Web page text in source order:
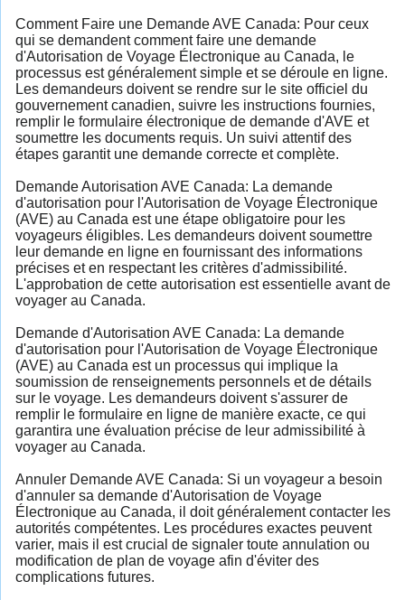
Comment Faire une Demande AVE Canada: Pour ceux
qui se demandent comment faire une demande
d'Autorisation de Voyage Électronique au Canada, le
processus est généralement simple et se déroule en ligne.
Les demandeurs doivent se rendre sur le site officiel du
gouvernement canadien, suivre les instructions fournies,
remplir le formulaire électronique de demande d'AVE et
soumettre les documents requis. Un suivi attentif des
étapes garantit une demande correcte et complète.
Demande Autorisation AVE Canada: La demande
d'autorisation pour l'Autorisation de Voyage Électronique
(AVE) au Canada est une étape obligatoire pour les
voyageurs éligibles. Les demandeurs doivent soumettre
leur demande en ligne en fournissant des informations
précises et en respectant les critères d'admissibilité.
L'approbation de cette autorisation est essentielle avant de
voyager au Canada.
Demande d'Autorisation AVE Canada: La demande
d'autorisation pour l'Autorisation de Voyage Électronique
(AVE) au Canada est un processus qui implique la
soumission de renseignements personnels et de détails
sur le voyage. Les demandeurs doivent s'assurer de
remplir le formulaire en ligne de manière exacte, ce qui
garantira une évaluation précise de leur admissibilité à
voyager au Canada.
Annuler Demande AVE Canada: Si un voyageur a besoin
d'annuler sa demande d'Autorisation de Voyage
Électronique au Canada, il doit généralement contacter les
autorités compétentes. Les procédures exactes peuvent
varier, mais il est crucial de signaler toute annulation ou
modification de plan de voyage afin d'éviter des
complications futures.